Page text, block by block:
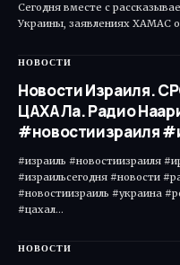
Сегодня вместе с
Украины, заявлениях ХАМАС
НОВОСТИ
Новости Израиля.
ЦАХАЛа. Радио
#новостиизраиля
#израиль #новостиизраиля
#израильсегодня #новости
#новостиизраиль #украина
#цахал…
НОВОСТИ